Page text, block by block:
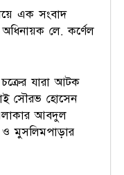
এক সংবাদ
লে. কর্ণেল
যারা আটক
সৌরভ হোসেন
আবদুল
মুসলিমপাড়ার